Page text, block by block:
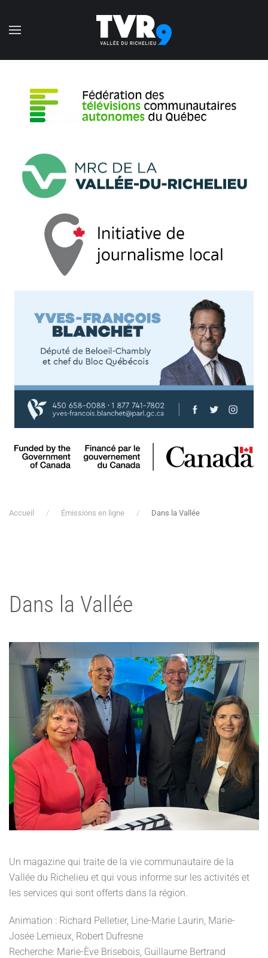
Accéder au contenu principal
Accueil Émissions en ligne Dans la Vallée
Dans la Vallée
Un magazine qui traite de la vie communautaire de la
Vallée du Richelieu et qui vous informe sur les activités et
les services qui sont offerts dans la région.
Animation : Richard Pelletier, Line-Marie Laurin, Marie-
Josée Lemieux, Robert Dufresne
Recherche: Marie-Ève Brisebois, Guillaume Bertrand